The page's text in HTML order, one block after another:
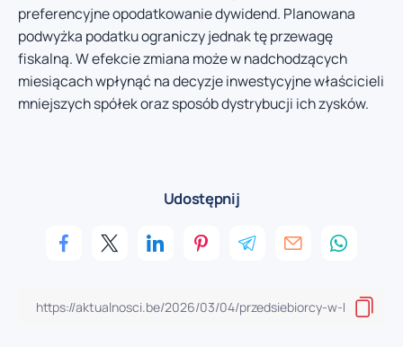
preferencyjne opodatkowanie dywidend. Planowana
podwyżka podatku ograniczy jednak tę przewagę
fiskalną. W efekcie zmiana może w nadchodzących
miesiącach wpłynąć na decyzje inwestycyjne właścicieli
mniejszych spółek oraz sposób dystrybucji ich zysków.
Udostępnij